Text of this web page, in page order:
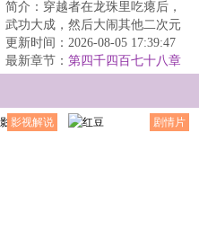
简介：穿越者在龙珠里吃瘪后，
武功大成，然后大闹其他二次元
世界。将穿越进行到底！...
更新时间：2026-08-05 17:39:47
最新章节： 第四千四百七十八章
影视解说 剧情片